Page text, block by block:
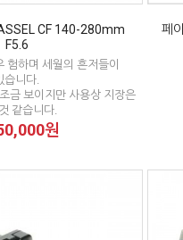
CF 140-280mm
F5.6
험하며 세월의 흔저들이
습니다.
금 보이지만 사용상 지장은
같습니다.
원
페